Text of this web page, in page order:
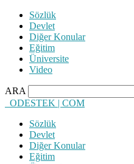
Sözlük
Devlet
Diğer Konular
Eğitim
Üniversite
Video
ARA
ODESTEK | COM
Sözlük
Devlet
Diğer Konular
Eğitim